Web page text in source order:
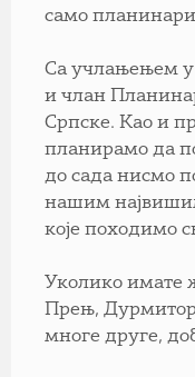
само
Са учлањењем у
и члан
Српске. Као и
планирамо да
до сада нисмо
нашим
које походимо
Уколико имате
Прењ,
многе друге,